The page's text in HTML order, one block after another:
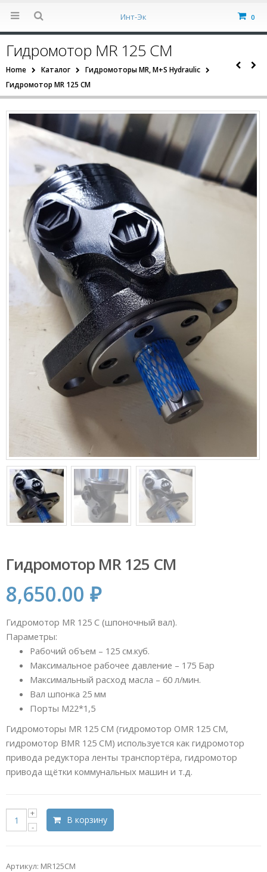
Инт-Эк 0
Гидромотор MR 125 CM
Home Каталог
Гидромоторы MR, M+S Hydraulic
Гидромотор MR 125 CM
Гидромотор MR 125 CM
8,650.00 ₽
Гидромотор MR 125 C (шпоночный вал).
Параметры:
Рабочий объем – 125 см.куб.
Максимальное рабочее давление – 175 Бар
Максимальный расход масла – 60 л/мин.
Вал шпонка 25 мм
Порты М22*1,5
Гидромоторы MR 125 СM (гидромотор OMR 125 СM,
гидромотор BMR 125 CM) используется как гидромотор
привода редуктора ленты транспортёра, гидромотор
привода щётки коммунальных машин и т.д.
В корзину
Артикул: MR125CM